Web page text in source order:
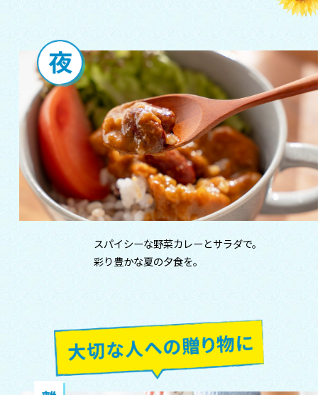
スパイシーな野菜カレーとサラダで。
彩り豊かな夏の夕食を。